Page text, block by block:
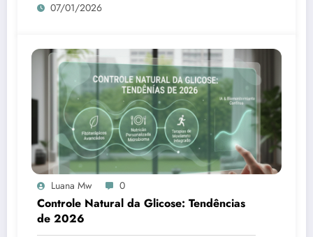
07/01/2026
Luana Mw 0
Controle Natural da Glicose: Tendências
de 2026